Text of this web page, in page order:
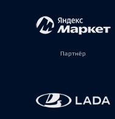
Партнёр